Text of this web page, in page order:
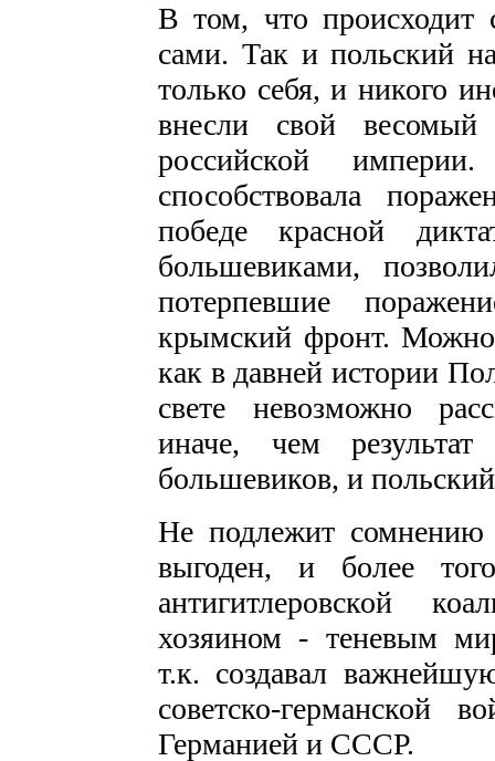
В том, что происходит
сами. Так и польский
только себя, и никого
внесли свой весомый
российской
способствовала
победе красной
большевиками,
потерпевшие
крымский фронт.
как в давней истории
свете невозможно
иначе, чем
большевиков, и
Не подлежит
выгоден, и более
антигитлеровской
хозяином - теневым
т.к. создавал
советско-
Германией и СССР.